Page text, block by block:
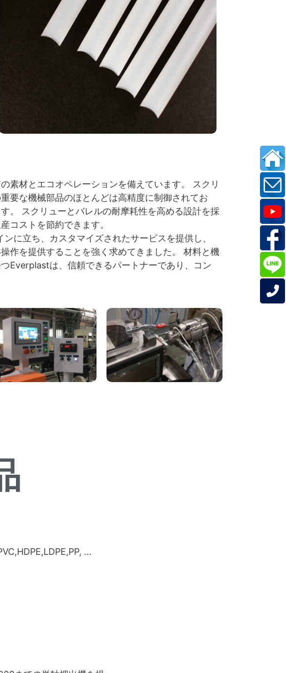
素材とエコオペレーションを備えています。 スクリ
要な機械部品のほとんどは高精度に制御されてお
。 スクリューとバレルの耐摩耗性を高める設計を採
コストを節約できます。
に立ち、カスタマイズされたサービスを提供し、
作を提供することを強く求めてきました。 材料と機
Everplastは、信頼できるパートナーであり、コン
...